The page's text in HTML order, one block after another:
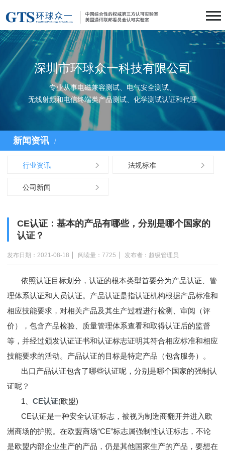
深圳市环球众一科技有限公司
专业从事电磁兼容测试、电气安全测试、
无线射频和电信终端类产品测试、化学测试认证和代理
新闻资讯 /
行业资讯 法规标准
公司新闻
CE认证：基本的产品有哪些，分别是哪个国家的
认证？
发布日期：2021-08-18 阅读量：7725 发布者：超级管理员
依照认证目标划分，认证的根本类型首要分为产品认证、管
理体系认证和人员认证。产品认证是指认证机构根据产品标准和
相应技能要求，对相关产品及其生产过程进行检测、审阅（评
价），包含产品检验、质量管理体系查看和取得认证后的监督
等，并经过颁发认证证书和认证标志证明其符合相应标准和相应
技能要求的活动。产品认证的目标是特定产品（包含服务）。
出口产品认证包含了哪些认证呢，分别是哪个国家的强制认
证呢？
1、 CE认证(欧盟)
CE认证是一种安全认证标志，被视为制造商翻开并进入欧
洲商场的护照。在欧盟商场“CE”标志属强制性认证标志，不论
是欧盟内部企业生产的产品，仍是其他国家生产的产品，要想在